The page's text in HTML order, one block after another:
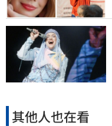
其他人也在看